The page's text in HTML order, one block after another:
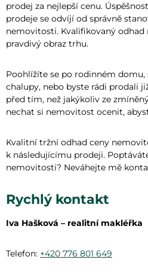
prodej za nejlepší cenu.
prodeje se odvíjí od správně
nemovitosti. Kvalifikovaný
pravdivý obraz trhu.
Poohlížíte se po rodinném domu,
chalupy, nebo byste rádi prodali
před tím, než jakýkoliv ze
nechat si nemovitost ocenit,
Kvalitní tržní odhad ceny
k následujícímu prodeji.
nemovitosti? Neváhejte mě
Rychlý kontakt
Iva Hašková – realitní makléřka
Telefon: +420 776 801 649